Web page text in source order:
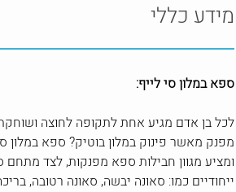
מידע כללי
ספא במלון סי לייף:
לכל בן אדם מגיע אחת לתקופה לחוצה
מפנק מאשר פינוק במלון בוטיק? ספא במלון
ומציע מגוון חבילות ספא מפנקות, לצד
ייחודיים כמו: סאונה יבשה, סאונה רטובה,